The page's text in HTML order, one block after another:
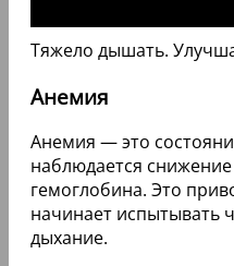
Тяжело дышать.
Анемия
Анемия — это
наблюдается
гемоглобина. Это
начинает испытывать
дыхание.